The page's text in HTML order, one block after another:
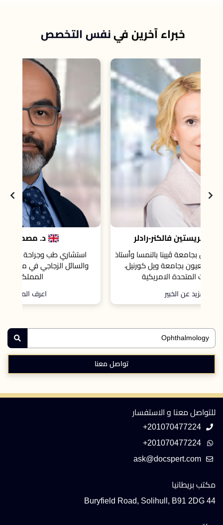
خبراء آخرين في نفس التخصص
د. مصطفى الجوهري
استشاري طب وجراحة العيون و جراحات الشبكية
والسائل الزجاجي في مستشفى كينجستون، لندن،
تواصل معنا
للتواصل معنا و الاستفسار
+201070477224
+201070477224
مكتب بريطانيا
44 Buryfield Road, Solihull, B91 2DG